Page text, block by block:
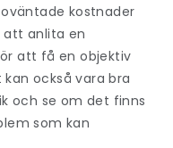
kostnader
att anlita en
att få en objektiv
också vara bra
och se om det finns
som kan